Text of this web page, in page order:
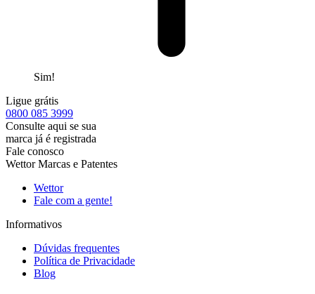
Sim!
Ligue grátis
0800 085 3999
Consulte aqui se sua
marca já é registrada
Fale conosco
Wettor Marcas e Patentes
Wettor
Fale com a gente!
Informativos
Dúvidas frequentes
Política de Privacidade
Blog